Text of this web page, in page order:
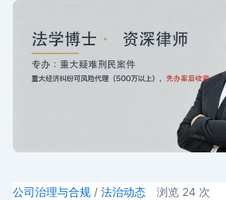
公司治理与合规 / 法治动态 浏览 24 次